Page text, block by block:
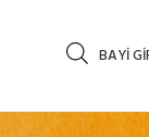
BAYI